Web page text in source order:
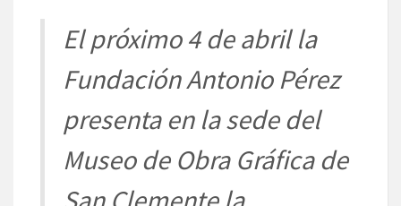
El próximo 4 de abril la
Fundación Antonio Pérez
presenta en la sede del
Museo de Obra Gráfica de